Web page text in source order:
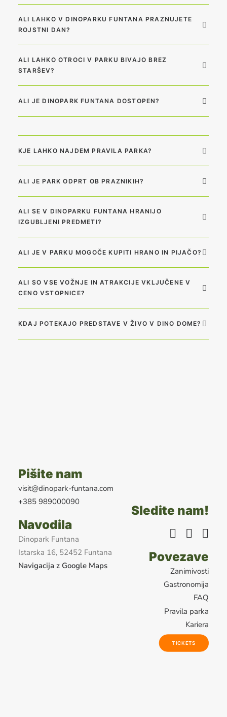
ALI LAHKO V DINOPARKU FUNTANA PRAZNUJETE
ROJSTNI DAN?
ALI LAHKO OTROCI V PARKU BIVAJO BREZ
STARŠEV?
ALI JE DINOPARK FUNTANA DOSTOPEN?
KJE LAHKO NAJDEM PRAVILA PARKA?
ALI JE PARK ODPRT OB PRAZNIKIH?
ALI SE V DINOPARKU FUNTANA HRANIJO
IZGUBLJENI PREDMETI?
ALI JE V PARKU MOGOČE KUPITI HRANO IN PIJAČO?
ALI SO VSE VOŽNJE IN ATRAKCIJE VKLJUČENE V
CENO VSTOPNICE?
KDAJ POTEKAJO PREDSTAVE V ŽIVO V DINO DOME?
Pišite nam
visit@dinopark-funtana.com
+385 989000090
Navodila
Dinopark Funtana
Istarska 16, 52452 Funtana
Navigacija z Google Maps
Sledite nam!
Povezave
Zanimivosti
Gastronomija
FAQ
Pravila parka
Kariera
TICKETS